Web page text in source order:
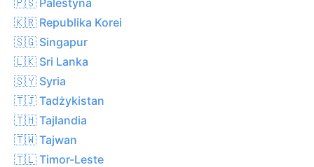
🇰🇷 Republika Korei
🇸🇬 Singapur
🇱🇰 Sri Lanka
🇸🇾 Syria
🇹🇯 Tadżykistan
🇹🇭 Tajlandia
🇹🇼 Tajwan
🇹🇱 Timor-Leste